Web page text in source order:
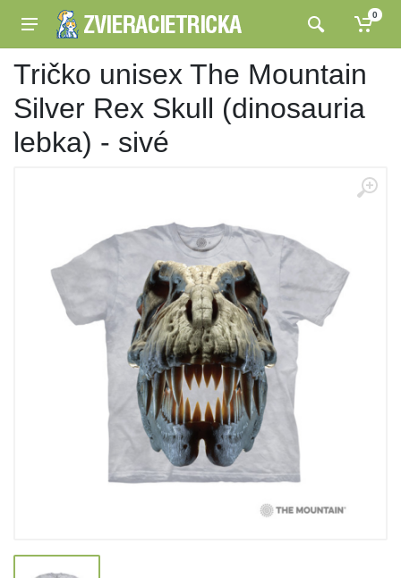
0
Tričko unisex The Mountain
Silver Rex Skull (dinosauria
lebka) - sivé